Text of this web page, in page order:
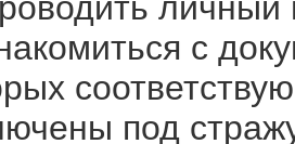
с
под